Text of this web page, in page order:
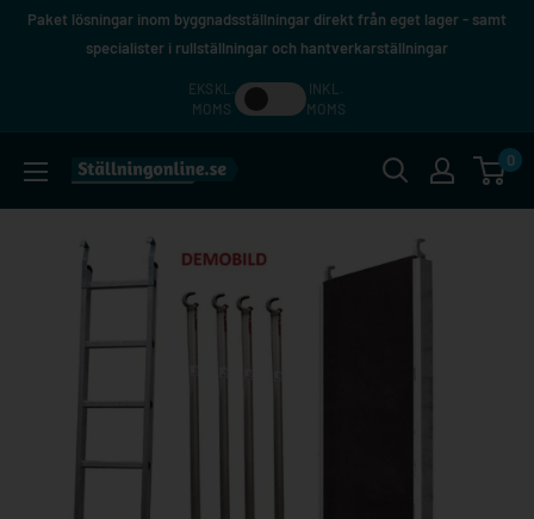
HoppaPaket lösningar inom byggnadsställningar direkt från eget lager - samt
specialister i rullställningar och hantverkarställningar
EKSKL.
MOMS
INKL.
MOMS
Ställningonline.se
0